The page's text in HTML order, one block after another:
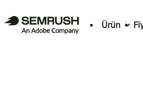
Ürün